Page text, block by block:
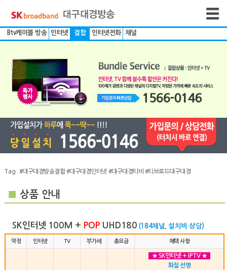
Btv케이블 방송 인터넷 결합 인터넷전화 채널
Tag : #대구대경방송결합 #대구대경인터넷 #대구대경티비 #티브로드대구대경
■상품 안내
SK인터넷 100M + POPUHD180 (184채널, 설치비 상담)
약정 인터넷 TV 부가세 총요금 혜택 사항
★ SK인터넷 + IPTV ★
화질 선명